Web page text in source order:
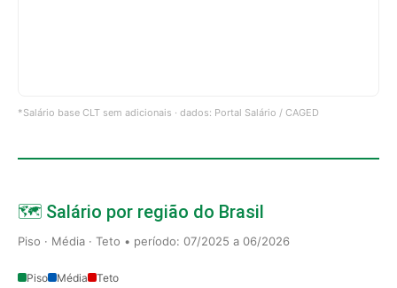
*Salário base CLT sem adicionais · dados: Portal Salário / CAGED
🗺️ Salário por região do Brasil
Piso · Média · Teto • período: 07/2025 a 06/2026
Piso Média Teto